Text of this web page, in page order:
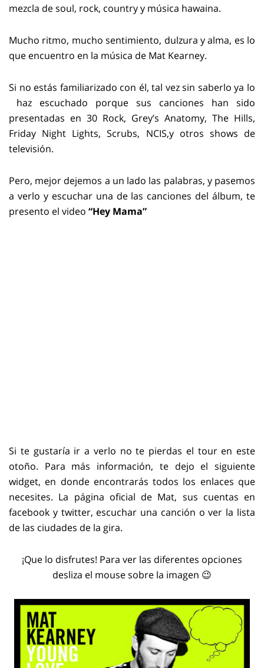
mezcla de soul, rock, country y música hawaina.
Mucho ritmo, mucho sentimiento, dulzura y alma, es lo
que encuentro en la música de Mat Kearney.
Si no estás familiarizado con él, tal vez sin saberlo ya lo
haz escuchado porque sus canciones han sido
presentadas en 30 Rock, Grey’s Anatomy, The Hills,
Friday Night Lights, Scrubs, NCIS,y otros shows de
televisión.
Pero, mejor dejemos a un lado las palabras, y pasemos
a verlo y escuchar una de las canciones del álbum, te
presento el video “Hey Mama”
Si te gustaría ir a verlo no te pierdas el tour en este
otoño. Para más información, te dejo el siguiente
widget, en donde encontrarás todos los enlaces que
necesites. La página oficial de Mat, sus cuentas en
facebook y twitter, escuchar una canción o ver la lista
de las ciudades de la gira.
¡Que lo disfrutes! Para ver las diferentes opciones
desliza el mouse sobre la imagen 😉